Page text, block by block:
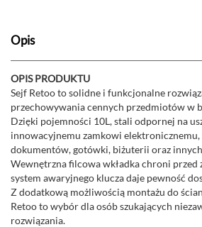
Opis
OPIS PRODUKTU
Sejf Retoo to solidne i funkcjonalne
przechowywania cennych przedmiotów w
Dzięki pojemności 10L, stali odpornej na
innowacyjnemu zamkowi
dokumentów, gotówki, biżuterii oraz
Wewnętrzna filcowa wkładka chroni przed
system awaryjnego klucza daje pewność
Z dodatkową możliwością montażu do
Retoo to wybór dla osób szukających
rozwiązania.